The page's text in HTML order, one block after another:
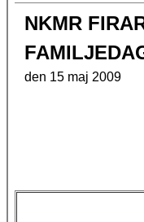
NKMR
den 15 maj 2009